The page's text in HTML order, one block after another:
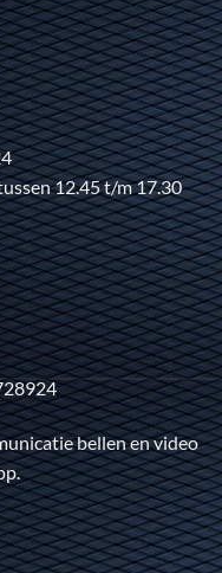
12.45 t/m 17.30
bellen en video